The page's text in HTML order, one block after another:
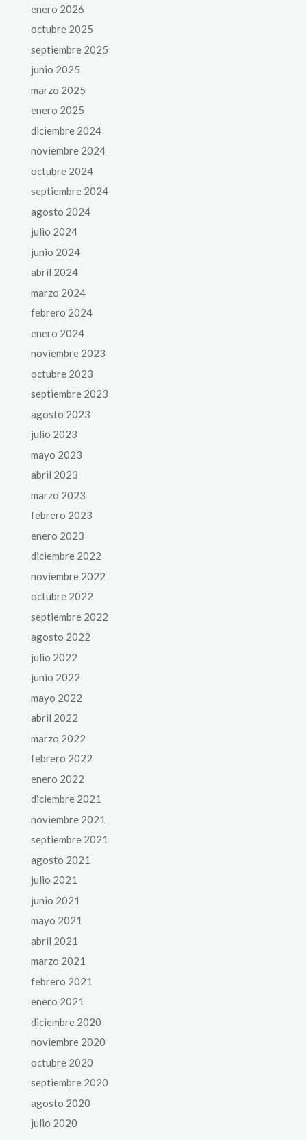
enero 2026
octubre 2025
septiembre 2025
junio 2025
marzo 2025
enero 2025
diciembre 2024
noviembre 2024
octubre 2024
septiembre 2024
agosto 2024
julio 2024
junio 2024
abril 2024
marzo 2024
febrero 2024
enero 2024
noviembre 2023
octubre 2023
septiembre 2023
agosto 2023
julio 2023
mayo 2023
abril 2023
marzo 2023
febrero 2023
enero 2023
diciembre 2022
noviembre 2022
octubre 2022
septiembre 2022
agosto 2022
julio 2022
junio 2022
mayo 2022
abril 2022
marzo 2022
febrero 2022
enero 2022
diciembre 2021
noviembre 2021
septiembre 2021
agosto 2021
julio 2021
junio 2021
mayo 2021
abril 2021
marzo 2021
febrero 2021
enero 2021
diciembre 2020
noviembre 2020
octubre 2020
septiembre 2020
agosto 2020
julio 2020